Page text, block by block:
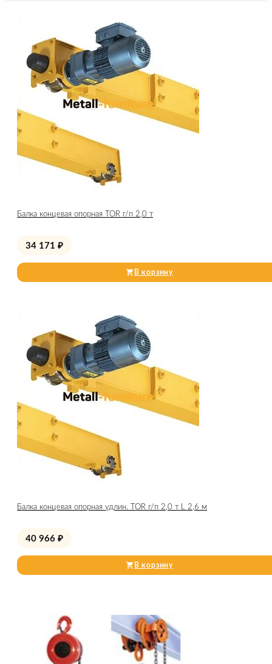
Балка концевая опорная TOR г/п 2,0 т
34 171 ₽
В корзину
Балка концевая опорная удлин. TOR г/п 2,0 т L 2,6 м
40 966 ₽
В корзину